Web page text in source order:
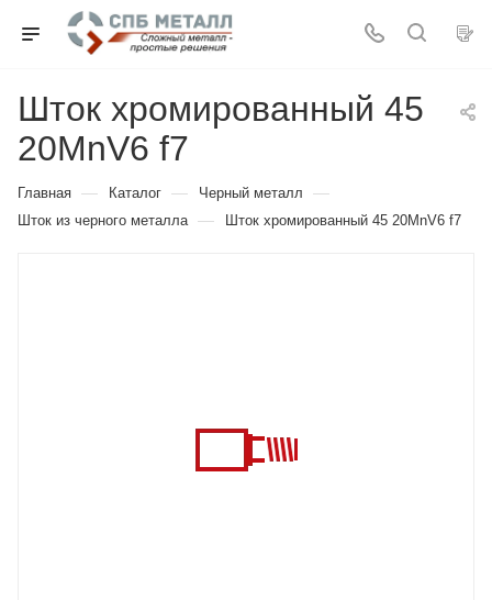
Шток хромированный 45
20MnV6 f7
Главная — Каталог — Черный металл —
Шток из черного металла — Шток хромированный 45 20MnV6 f7